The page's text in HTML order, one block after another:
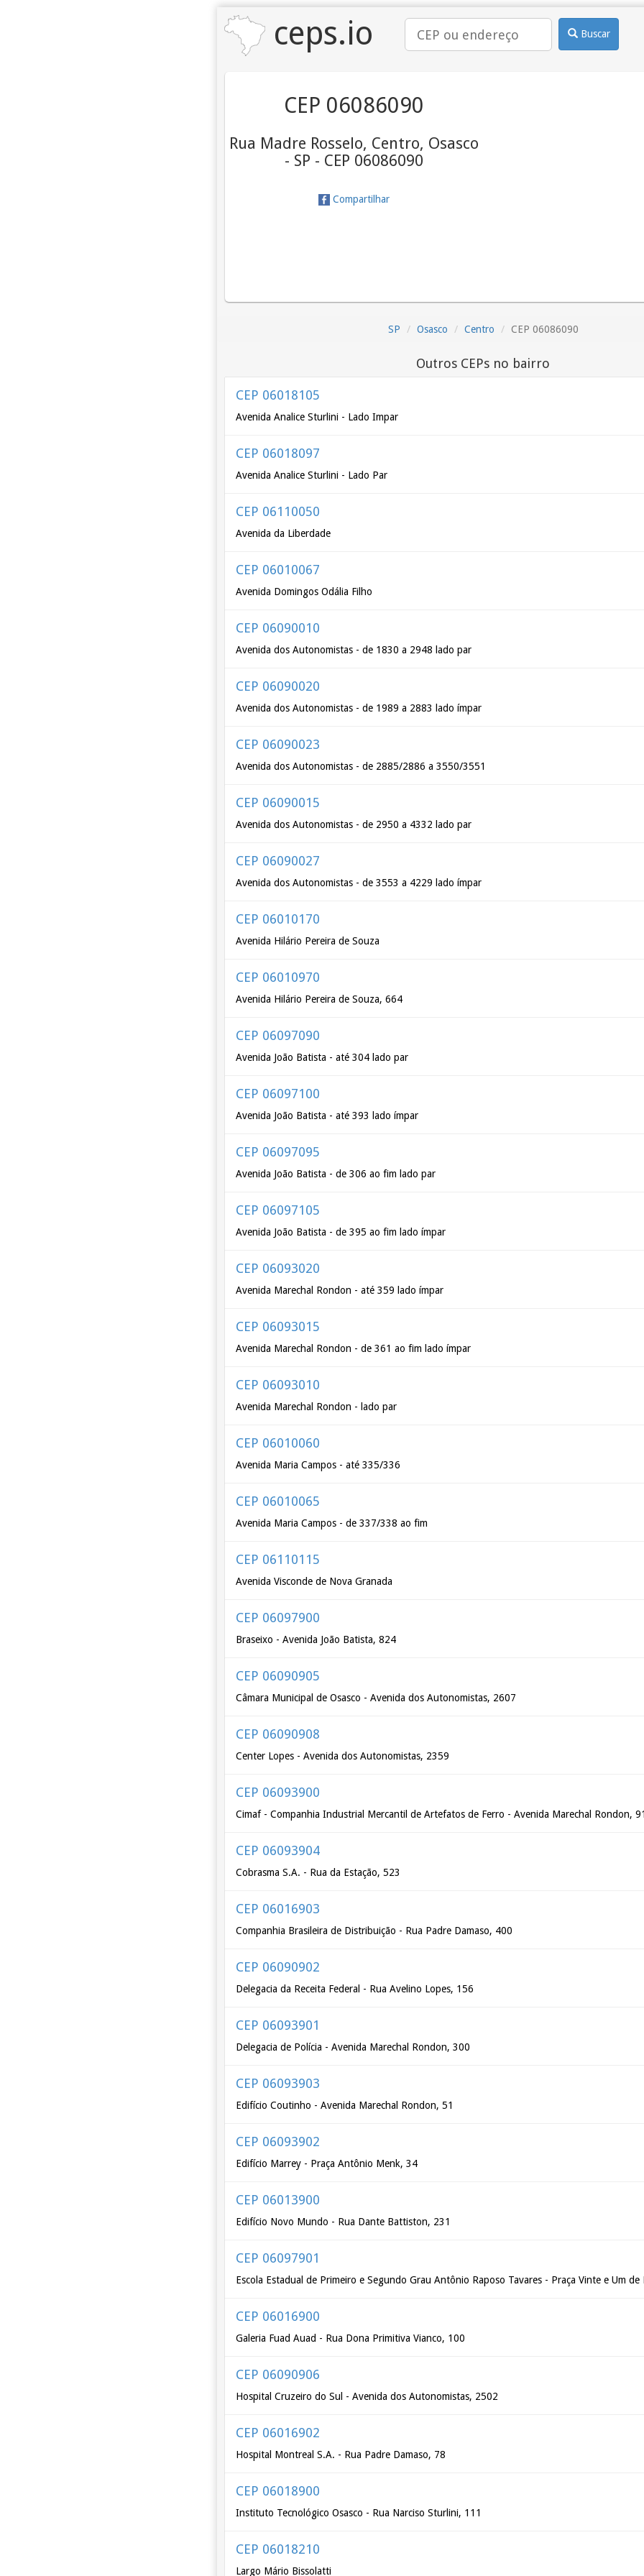
ceps.io Buscar
CEP 06086090
Rua Madre Rosselo, Centro, Osasco
- SP - CEP 06086090
Compartilhar
SP Osasco Centro CEP 06086090
Outros CEPs no bairro
CEP 06018105
Avenida Analice Sturlini - Lado Impar
CEP 06018097
Avenida Analice Sturlini - Lado Par
CEP 06110050
Avenida da Liberdade
CEP 06010067
Avenida Domingos Odália Filho
CEP 06090010
Avenida dos Autonomistas - de 1830 a 2948 lado par
CEP 06090020
Avenida dos Autonomistas - de 1989 a 2883 lado ímpar
CEP 06090023
Avenida dos Autonomistas - de 2885/2886 a 3550/3551
CEP 06090015
Avenida dos Autonomistas - de 2950 a 4332 lado par
CEP 06090027
Avenida dos Autonomistas - de 3553 a 4229 lado ímpar
CEP 06010170
Avenida Hilário Pereira de Souza
CEP 06010970
Avenida Hilário Pereira de Souza, 664
CEP 06097090
Avenida João Batista - até 304 lado par
CEP 06097100
Avenida João Batista - até 393 lado ímpar
CEP 06097095
Avenida João Batista - de 306 ao fim lado par
CEP 06097105
Avenida João Batista - de 395 ao fim lado ímpar
CEP 06093020
Avenida Marechal Rondon - até 359 lado ímpar
CEP 06093015
Avenida Marechal Rondon - de 361 ao fim lado ímpar
CEP 06093010
Avenida Marechal Rondon - lado par
CEP 06010060
Avenida Maria Campos - até 335/336
CEP 06010065
Avenida Maria Campos - de 337/338 ao fim
CEP 06110115
Avenida Visconde de Nova Granada
CEP 06097900
Braseixo - Avenida João Batista, 824
CEP 06090905
Câmara Municipal de Osasco - Avenida dos Autonomistas, 2607
CEP 06090908
Center Lopes - Avenida dos Autonomistas, 2359
CEP 06093900
Cimaf - Companhia Industrial Mercantil de Artefatos de Ferro - Avenida Marechal Rondon,
CEP 06093904
Cobrasma S.A. - Rua da Estação, 523
CEP 06016903
Companhia Brasileira de Distribuição - Rua Padre Damaso, 400
CEP 06090902
Delegacia da Receita Federal - Rua Avelino Lopes, 156
CEP 06093901
Delegacia de Polícia - Avenida Marechal Rondon, 300
CEP 06093903
Edifício Coutinho - Avenida Marechal Rondon, 51
CEP 06093902
Edifício Marrey - Praça Antônio Menk, 34
CEP 06013900
Edifício Novo Mundo - Rua Dante Battiston, 231
CEP 06097901
Escola Estadual de Primeiro e Segundo Grau Antônio Raposo Tavares - Praça Vinte e Um
CEP 06016900
Galeria Fuad Auad - Rua Dona Primitiva Vianco, 100
CEP 06090906
Hospital Cruzeiro do Sul - Avenida dos Autonomistas, 2502
CEP 06016902
Hospital Montreal S.A. - Rua Padre Damaso, 78
CEP 06018900
Instituto Tecnológico Osasco - Rua Narciso Sturlini, 111
CEP 06018210
Largo Mário Bissolatti